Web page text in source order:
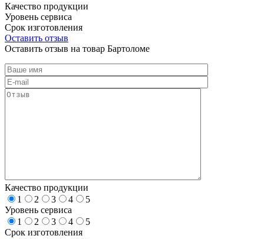
Качество продукции
Уровень сервиса
Срок изготовления
Оставить отзыв
Оставить отзыв на товар Бартоломе
Качество продукции
1
2 3 4
5
Уровень сервиса
1
2 3 4
5
Срок изготовления